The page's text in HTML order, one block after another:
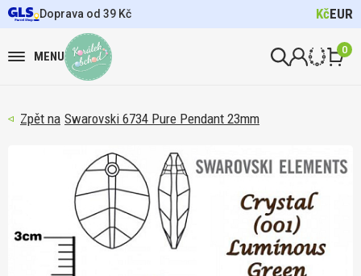
Doprava od 39 Kč KčEUR
MENU 0
Swarovski 6734 Pure Pendant 23mm